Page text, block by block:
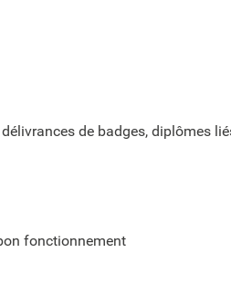
de badges, diplômes
fonctionnement